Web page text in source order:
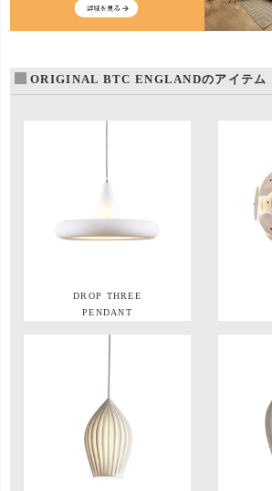
ORIGINAL BTC ENGLANDのアイテム
DROP THREE
PENDANT